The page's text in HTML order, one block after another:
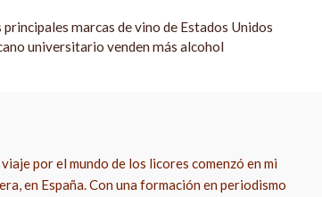
marcas de vino de Estados Unidos
universitario venden más alcohol
por el mundo de los licores comenzó en mi
en España. Con una formación en periodismo